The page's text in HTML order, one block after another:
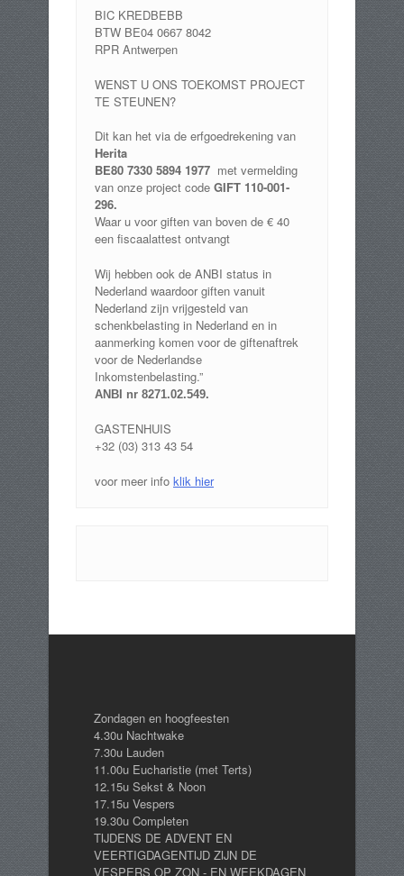
BIC KREDBEBB
BTW BE04 0667 8042
RPR Antwerpen
WENST U ONS TOEKOMST PROJECT
TE STEUNEN?
Dit kan het via de erfgoedrekening van
Herita
BE80 7330 5894 1977 met vermelding
van onze project code GIFT 110-001-
296.
Waar u voor giften van boven de € 40
een fiscaalattest ontvangt
Wij hebben ook de ANBI status in
Nederland waardoor giften vanuit
Nederland zijn vrijgesteld van
schenkbelasting in Nederland en in
aanmerking komen voor de giftenaftrek
voor de Nederlandse
Inkomstenbelasting.”
ANBI nr 8271.02.549.
GASTENHUIS
+32 (03) 313 43 54
voor meer info klik hier
Zondagen en hoogfeesten
4.30u Nachtwake
7.30u Lauden
11.00u Eucharistie (met Terts)
12.15u Sekst & Noon
17.15u Vespers
19.30u Completen
TIJDENS DE ADVENT EN
VEERTIGDAGENTIJD ZIJN DE
VESPERS OP ZON - EN WEEKDAGEN